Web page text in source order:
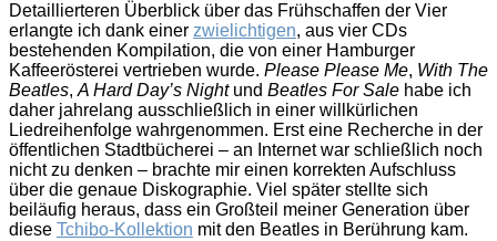
Detaillierteren Überblick über das Frühschaffen der Vier
erlangte ich dank einer zwielichtigen, aus vier CDs
bestehenden Kompilation, die von einer Hamburger
Kaffeerösterei vertrieben wurde. Please Please Me, With The
Beatles,A Hard Day’s Nightund Beatles For Sale habe ich
daher jahrelang ausschließlich in einer willkürlichen
Liedreihenfolge wahrgenommen. Erst eine Recherche in der
öffentlichen Stadtbücherei – an Internet war schließlich noch
nicht zu denken – brachte mir einen korrekten Aufschluss
über die genaue Diskographie. Viel später stellte sich
beiläufig heraus, dass ein Großteil meiner Generation über
diese Tchibo-Kollektion mit den Beatles in Berührung kam.